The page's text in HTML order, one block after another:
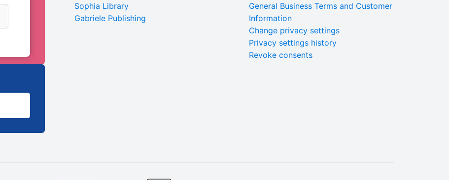
Sophia Library
Gabriele Publishing
General Business Terms and Customer
Information
Change privacy settings
Privacy settings history
Revoke consents